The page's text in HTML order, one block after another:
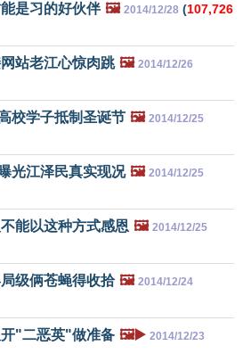
是习的好伙伴 🖼️ 2014/12/28 (107,726
站老江心惊肉跳 🖼️ 2014/12/26
校学子抵制圣诞节 🖼️ 2014/12/25
光江泽民真实现况 🖼️ 2014/12/25
能以这种方式感恩 🖼️ 2014/12/25
级俩苍蝇得收拾 🖼️ 2014/12/24
"二恶英"做准备 🖼️▶️ 2014/12/23